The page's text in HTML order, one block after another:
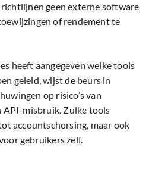
geen externe software
of rendement te
heeft aangegeven welke tools
geleid, wijst de beurs in
op risico’s van
misbruik. Zulke tools
accountschorsing, maar ook
gebruikers zelf.